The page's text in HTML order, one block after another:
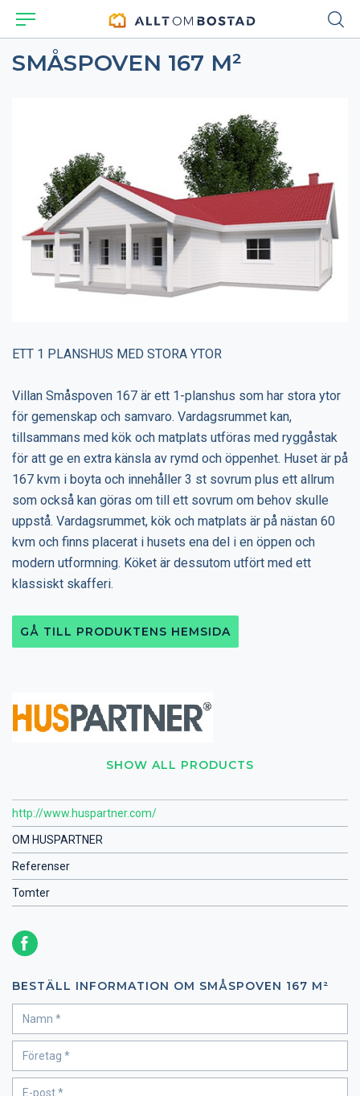
SMÅSPOVEN 167 M²
SHOW ALL PRODUCTS
http://www.huspartner.com/
OM HUSPARTNER
Referenser
Tomter
BESTÄLL INFORMATION OM SMÅSPOVEN 167 M²
ETT 1 PLANSHUS MED STORA YTOR
Villan Småspoven 167 är ett 1-planshus som har stora ytor
för gemenskap och samvaro. Vardagsrummet kan,
tillsammans med kök och matplats utföras med ryggåstak
för att ge en extra känsla av rymd och öppenhet. Huset är på
167 kvm i boyta och innehåller 3 st sovrum plus ett allrum
som också kan göras om till ett sovrum om behov skulle
uppstå. Vardagsrummet, kök och matplats är på nästan 60
kvm och finns placerat i husets ena del i en öppen och
modern utformning. Köket är dessutom utfört med ett
klassiskt skafferi.
GÅ TILL PRODUKTENS HEMSIDA